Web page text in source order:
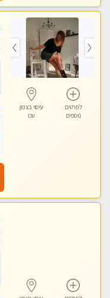
לפרטים
נוספים
עיסוי בצפון
עכו